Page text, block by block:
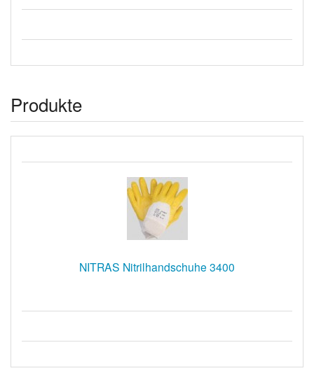
Produkte
NITRAS Nitrilhandschuhe 3400